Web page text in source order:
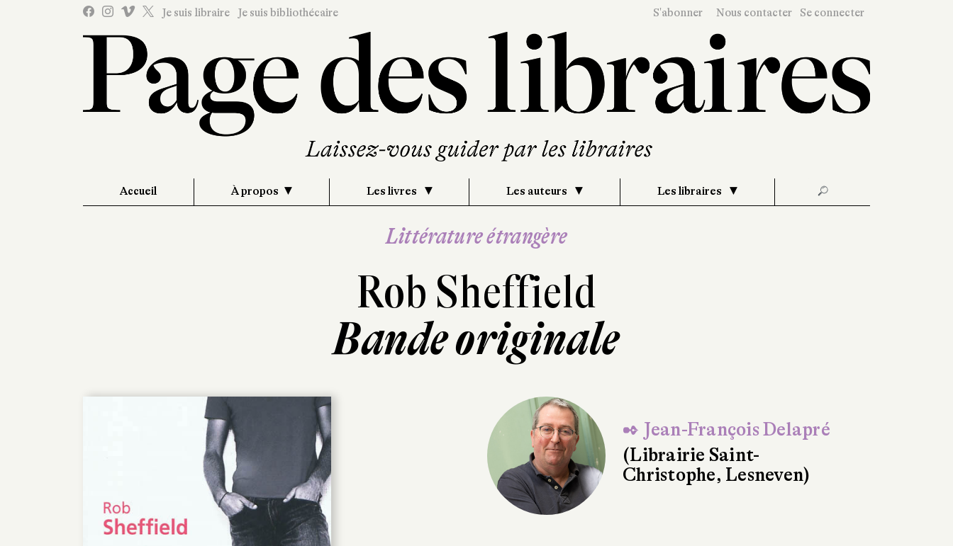
Je suis libraire Je suis bibliothécaire S'abonner Nous contacter Se connecter
Accueil À propos Les livres Les auteurs Les libraires 🔎
Littérature étrangère
Rob Sheffield
Bande originale
✒ Jean-François Delapré
(Librairie Saint-
Christophe, Lesneven)